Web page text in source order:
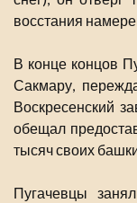
восстания
В конце концов
Сакмару,
Воскресенский
обещал
тысяч своих
Пугачевцы